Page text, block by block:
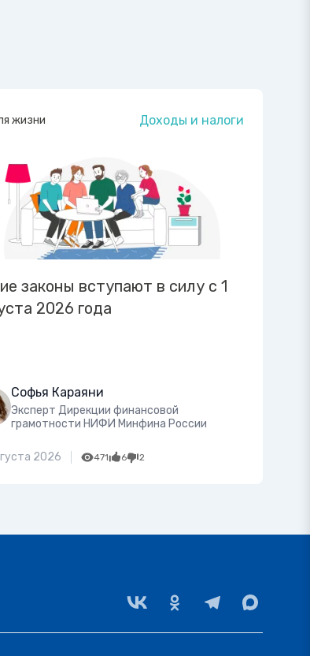
жизни Доходы и налоги
законы вступают в силу с 1
2026 года
Софья Караяни
Эксперт Дирекции финансовой
грамотности НИФИ Минфина России
2026 471 6 2